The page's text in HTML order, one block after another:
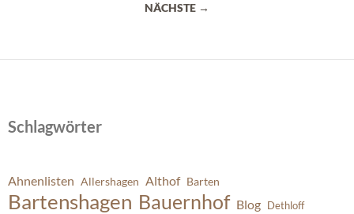
NÄCHSTE →
Schlagwörter
Ahnenlisten Allershagen Althof Barten
Bartenshagen Bauernhof Blog Dethloff